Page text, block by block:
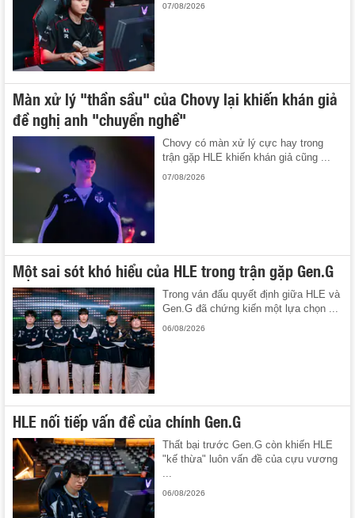
07/08/2026
Màn xử lý "thần sầu" của Chovy lại khiến khán giả
đề nghị anh "chuyển nghề"
Chovy có màn xử lý cực hay trong
trận gặp HLE khiến khán giả cũng ...
07/08/2026
Một sai sót khó hiểu của HLE trong trận gặp Gen.G
Trong ván đấu quyết định giữa HLE và
Gen.G đã chứng kiến một lựa chọn ...
06/08/2026
HLE nối tiếp vấn đề của chính Gen.G
Thất bại trước Gen.G còn khiến HLE
"kế thừa" luôn vấn đề của cựu vương
...
06/08/2026